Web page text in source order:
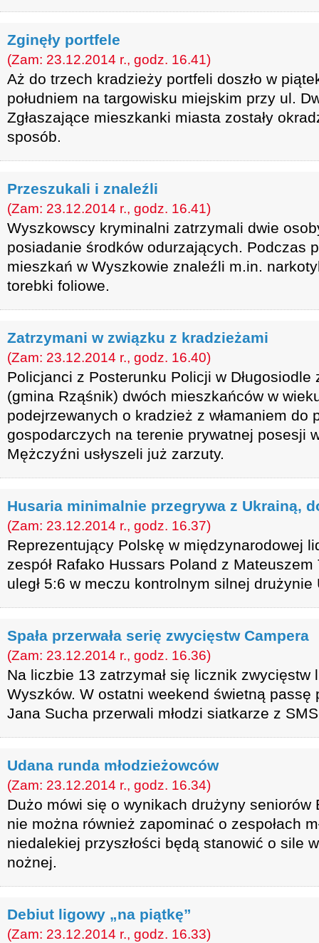
Zginęły portfele
(Zam: 23.12.2014 r., godz. 16.41)
Aż do trzech kradzieży portfeli doszło w
południem na targowisku miejskim przy ul.
Zgłaszające mieszkanki miasta zostały
sposób.
Przeszukali i znaleźli
(Zam: 23.12.2014 r., godz. 16.41)
Wyszkowscy kryminalni zatrzymali dwie
posiadanie środków odurzających. Podczas
mieszkań w Wyszkowie znaleźli m.in.
torebki foliowe.
Zatrzymani w związku z kradzieżami
(Zam: 23.12.2014 r., godz. 16.40)
Policjanci z Posterunku Policji w
(gmina Rząśnik) dwóch mieszkańców w
podejrzewanych o kradzież z włamaniem do
gospodarczych na terenie prywatnej posesji
Mężczyźni usłyszeli już zarzuty.
Husaria minimalnie przegrywa z Ukrainą,
(Zam: 23.12.2014 r., godz. 16.37)
Reprezentujący Polskę w międzynarodowej
zespół Rafako Hussars Poland z Mateuszem
uległ 5:6 w meczu kontrolnym silnej
Spała przerwała serię zwycięstw Campera
(Zam: 23.12.2014 r., godz. 16.36)
Na liczbie 13 zatrzymał się licznik zwycięstw
Wyszków. W ostatni weekend świetną passę
Jana Sucha przerwali młodzi siatkarze z
Udana runda młodzieżowców
(Zam: 23.12.2014 r., godz. 16.34)
Dużo mówi się o wynikach drużyny seniorów
nie można również zapominać o zespołach
niedalekiej przyszłości będą stanowić o sile
nożnej.
Debiut ligowy „na piątkę”
(Zam: 23.12.2014 r., godz. 16.33)